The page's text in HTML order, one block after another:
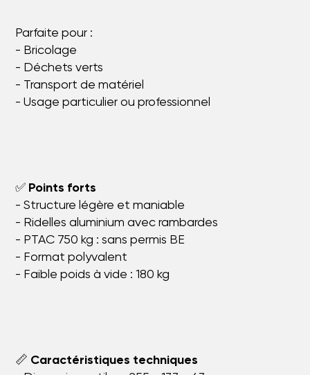
Parfaite pour :
- Bricolage
- Déchets verts
- Transport de matériel
- Usage particulier ou professionnel
✅ Points forts
- Structure légère et maniable
- Ridelles aluminium avec rambardes
- PTAC 750 kg : sans permis BE
- Format polyvalent
- Faible poids à vide : 180 kg
📏 Caractéristiques techniques